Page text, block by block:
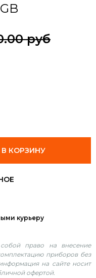
руб
В КОРЗИНУ
курьеру
право на внесение
приборов без
на сайте носит
офертой.